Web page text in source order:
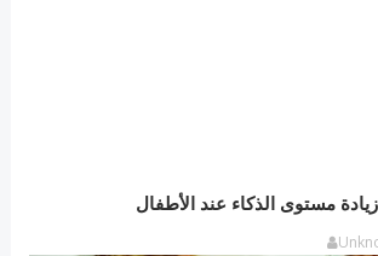
مستوى الذكاء عند الأطفال